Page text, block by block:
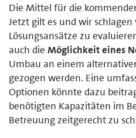
Die Mittel für die
Jetzt gilt es und wir schlagen
Lösungsansätze zu
auch die Möglichkeit eines
Umbau an einem
gezogen werden. Eine
Optionen könnte dazu
benötigten Kapazitäten im
Betreuung zeitgerecht zu